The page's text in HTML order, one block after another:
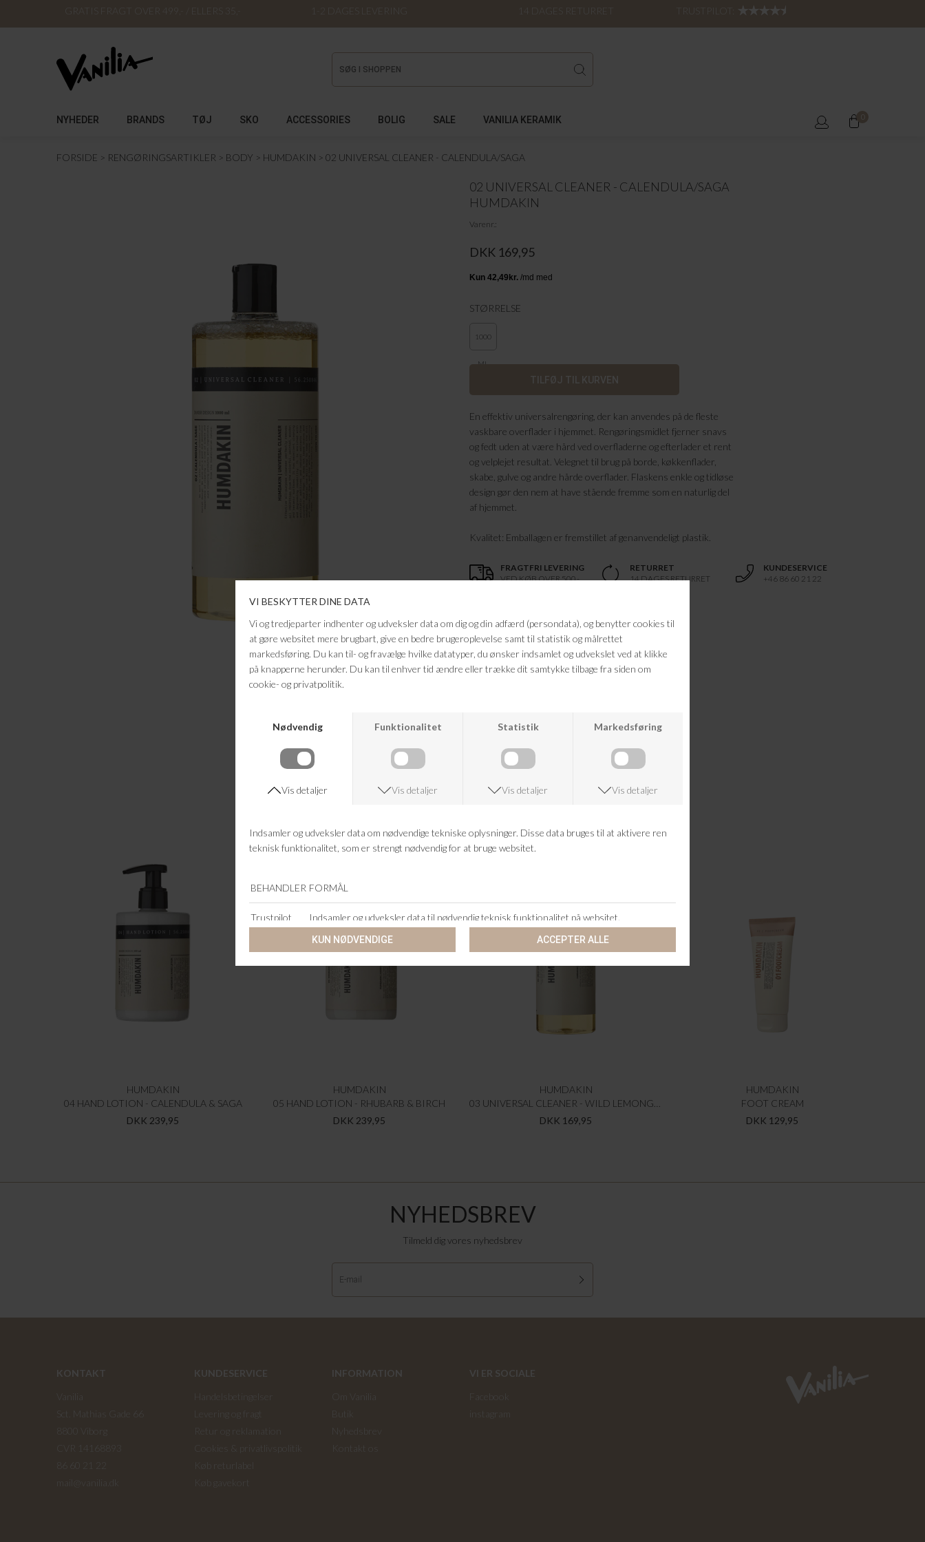
GRATIS FRAGT OVER 499,- / ELLERS 35,- 1-2 DAGES LEVERING 14 DAGES RETURRET
NYHEDER BRANDS TØJ SKO ACCESSORIES BOLIG SALE VANILIA KERAMIK 0
FORSIDE RENGØRINGSARTIKLER BODY HUMDAKIN 02 UNIVERSAL CLEANER - CALENDULA/SAGA
02 UNIVERSAL CLEANER - CALENDULA/SAGA
HUMDAKIN
Varenr.
DKK 169,95
STØRRELSE
1000
ML.
En effektiv universalrengøring, der kan anvendes på de fleste
vaskbare overflader i hjemmet. Rengøringsmidlet fjerner snavs
og fedt uden at være hård ved overfladerne og efterlader et rent
og velplejet resultat. Velegnet til brug på borde, køkkenflader,
skabe, gulve og andre hårde overflader. Flaskens enkle og tidløse
design gør den nem at have stående fremme som en naturlig del
af hjemmet.
Kvalitet: Emballagen er fremstillet af genanvendeligt plastik.
FRAGTFRI LEVERING
VED KØB OVER 500,-
RETURRET
14 DAGES RETURRET
KUNDESERVICE
+46 86 60 21 22
ANDRE KØBTE OGSÅ
HUMDAKIN
04 HAND LOTION - CALENDULA & SAGA
DKK 239,95
HUMDAKIN
05 HAND LOTION - RHUBARB & BIRCH
DKK 239,95
HUMDAKIN
DKK 169,95
HUMDAKIN
FOOT CREAM
DKK 129,95
NYHEDSBREV
Tilmeld dig vores nyhedsbrev
KONTAKT
KUNDESERVICE
INFORMATION
VI ER SOCIALE